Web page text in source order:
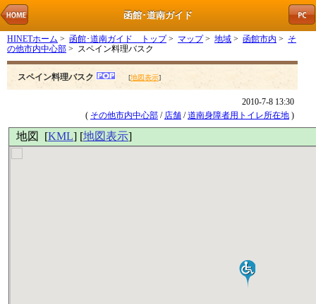
函館･道南ガイド
HINETホーム > 函館･道南ガイド トップ> マップ> 地域 > 函館市内 > そ
の他市内中心部 > スペイン料理バスク
スペイン料理バスク [地図表示]
2010-7-8 13:30
( その他市内中心部 / 店舗 /道南身障者用トイレ所在地 )
地図 [KML] [地図表示]